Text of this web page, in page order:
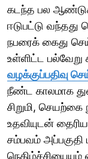
கடந்த பல
ஈடுபட்டு
நபரைக் கைது
உள்ளிட்ட பல்வேறு
வழக்குப்பதிவு
நீண்ட காலமாக
சிறுமி,
உதவியுடன்
சம்பவம் அப்பகுதி
நெகிழ்ச்சியையும்